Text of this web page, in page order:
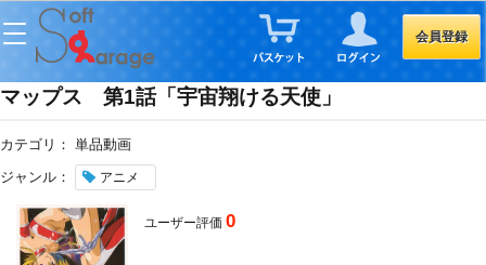
会員登録
マップス 第1話「宇宙翔ける天使」
カテゴリ： 単品動画
ジャンル：
アニメ
ユーザー評価0